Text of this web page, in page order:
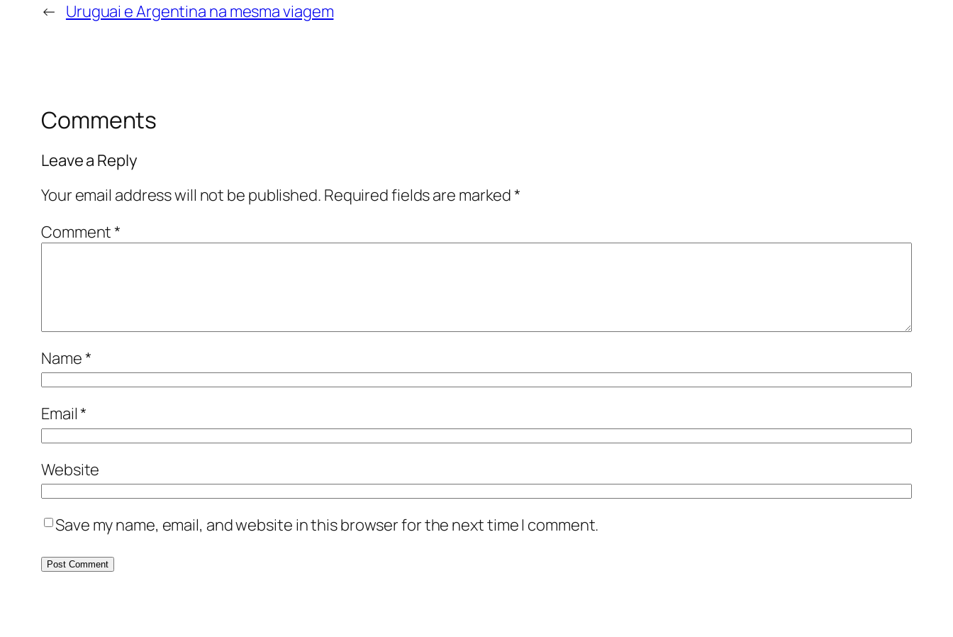
← Uruguai e Argentina na mesma viagem
Comments
Leave a Reply
Your email address will not be published. Required fields are marked*
Comment*
Name*
Email*
Website
Save my name, email, and website in this browser for the next time I comment.